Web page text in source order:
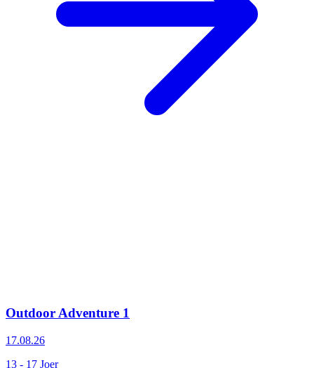
Outdoor Adventure 1
17.08.26
13 - 17 Joer